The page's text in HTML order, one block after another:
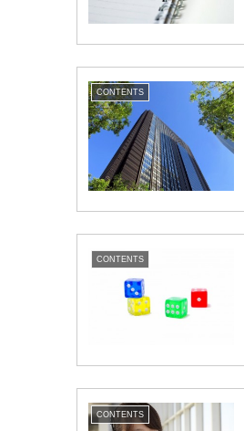
CONTENTS
CONTENTS
CONTENTS